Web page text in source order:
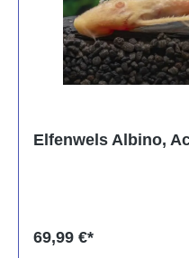
Elfenwels Albino,
69,99 €*